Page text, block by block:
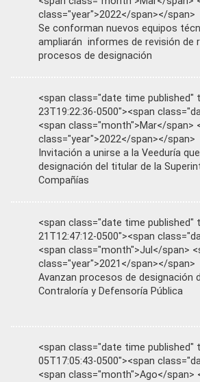
class="year">2022</span></span>
Se conforman nuevos equipos
ampliarán informes de revisión de
procesos de designación
<span class="date time published"
23T19:22:36-0500"><span
<span class="month">Mar</span>
class="year">2022</span></span>
Invitación a unirse a la Veeduría
designación del titular de la
Compañías
<span class="date time published"
21T12:47:12-0500"><span
<span class="month">Jul</span>
class="year">2021</span></span>
Avanzan procesos de designación
Contraloría y Defensoría Pública
<span class="date time published"
05T17:05:43-0500"><span
<span class="month">Ago</span>